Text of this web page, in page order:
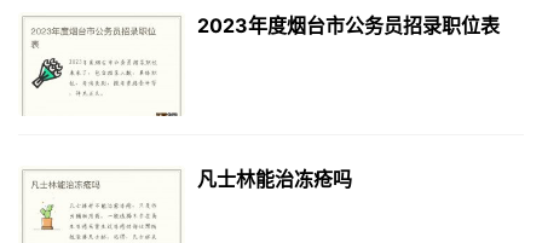
2023年度烟台市公务员招录职位表
凡士林能治冻疮吗